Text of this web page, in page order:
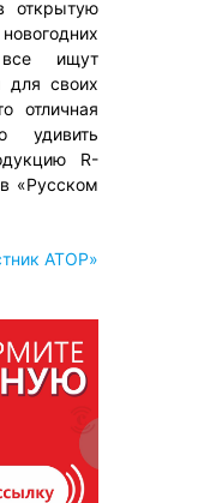
открытую
все ищут
для своих
отличная
удивить
R-
«Русском
АТОР»